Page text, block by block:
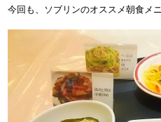
今回も、ソブリンのオススメ朝食メ